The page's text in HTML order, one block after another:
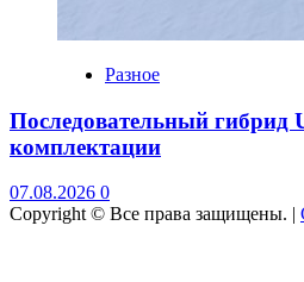
Разное
Последовательный гибрид
комплектации
07.08.2026 0
Copyright © Все права защищены. |